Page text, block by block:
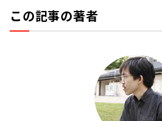
この記事の著者